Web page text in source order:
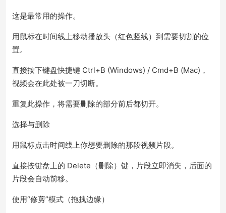
这是最常用的操作。
用鼠标在时间线上移动播放头（红色竖线）到需要切割的位
置。
直接按下键盘快捷键 Ctrl+B (Windows) / Cmd+B (Mac)，
视频会在此处被一刀切断。
重复此操作，将需要删除的部分前后都切开。
选择与删除
用鼠标点击时间线上你想要删除的那段视频片段。
直接按键盘上的 Delete（删除）键，片段立即消失，后面的
片段会自动前移。
使用“修剪”模式（拖拽边缘）